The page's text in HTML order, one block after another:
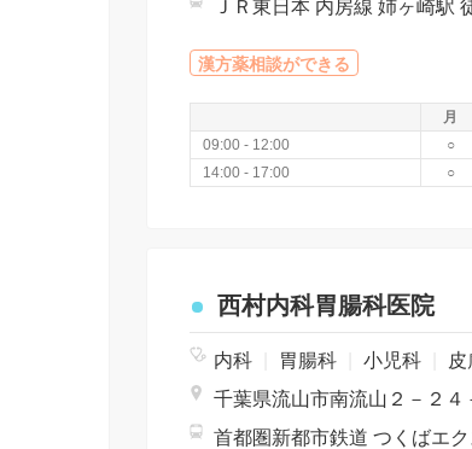
漢方薬相談ができる
月
09:00 - 12:00
○
14:00 - 17:00
○
西村内科胃腸科医院
内科 胃腸科 小児科
千葉県流山市南流山２－２４